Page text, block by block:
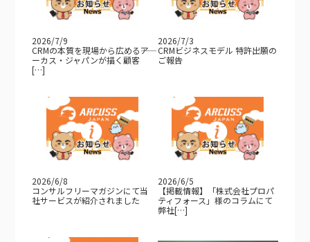
2026/7/9
CRMの本質を現場から広める――ア
ーカス・ジャパンが描く顧客
[…]
2026/7/3
CRMビジネスモデル 特許出願の
ご報告
2026/6/8
コンサルフリーマガジンにて当
社サービスが紹介されました
2026/6/5
【掲載情報】「株式会社プロパ
ティフォース」様のコラムにて
弊社[…]